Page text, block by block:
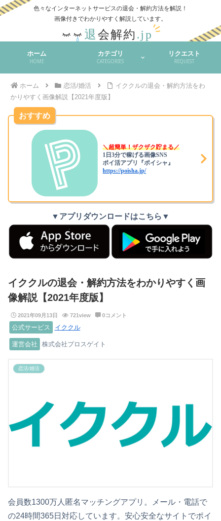
色々なインターネットサービスの退会・解約方法を解説！
ホーム
HOME
カテゴリ
CATEGORIES
リクエスト
REQUEST
ホーム 恋活/婚活
イククルの退会・解約方法をわ
かりやすく画像解説【2021年度版】
おすすめ
＼超簡単！ザクザク貯まる／
1日3分で稼げる画像SNS
ポイ活アプリ『ポイシャ』
https://poisha.jp/
▼アプリダウンロードはこちら▼
イククルの退会・解約方法をわかりやすく画
像解説【2021年度版】
2021年09月13日 721view 0コメント
公式サービス イククル
運営会社 株式会社プロスゲイト
恋活/婚活
会員数1300万人匿名マッチングアプリ。メール・電話で
の24時間365日対応しています。安心安全なサイトでポイ